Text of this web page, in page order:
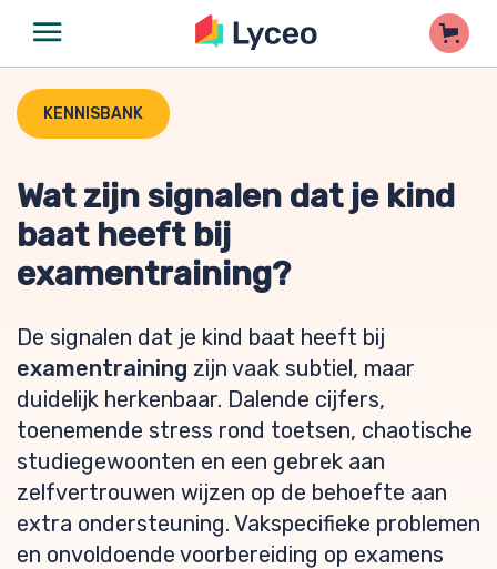
KENNISBANK
Wat zijn signalen dat je kind
baat heeft bij
examentraining?
De signalen dat je kind baat heeft bij
examentraining zijn vaak subtiel, maar
duidelijk herkenbaar. Dalende cijfers,
toenemende stress rond toetsen, chaotische
studiegewoonten en een gebrek aan
zelfvertrouwen wijzen op de behoefte aan
extra ondersteuning. Vakspecifieke problemen
en onvoldoende voorbereiding op examens